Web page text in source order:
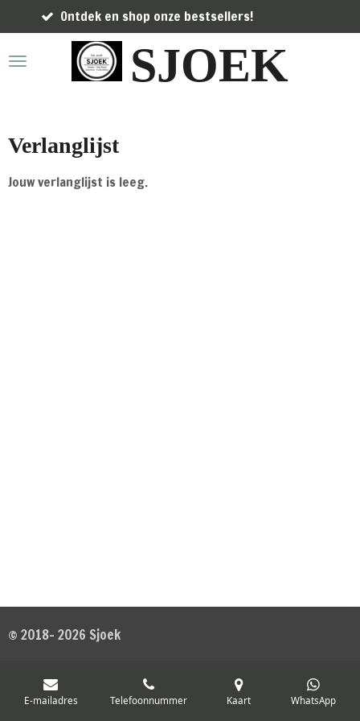
direct
naar
SJOEK
en shop onze bestsellers!
Verlanglijst
Jouw verlanglijst is leeg.
© 2018- 2026 Sjoek
E-mailadres Telefoonnummer Kaart WhatsApp